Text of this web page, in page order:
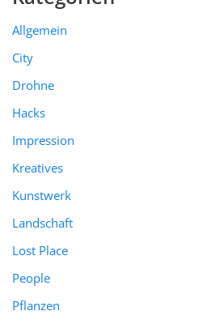
Allgemein
City
Drohne
Hacks
Impression
Kreatives
Kunstwerk
Landschaft
Lost Place
People
Pflanzen